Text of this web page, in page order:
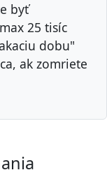
byť
25 tisíc
dobu"
ak zomriete